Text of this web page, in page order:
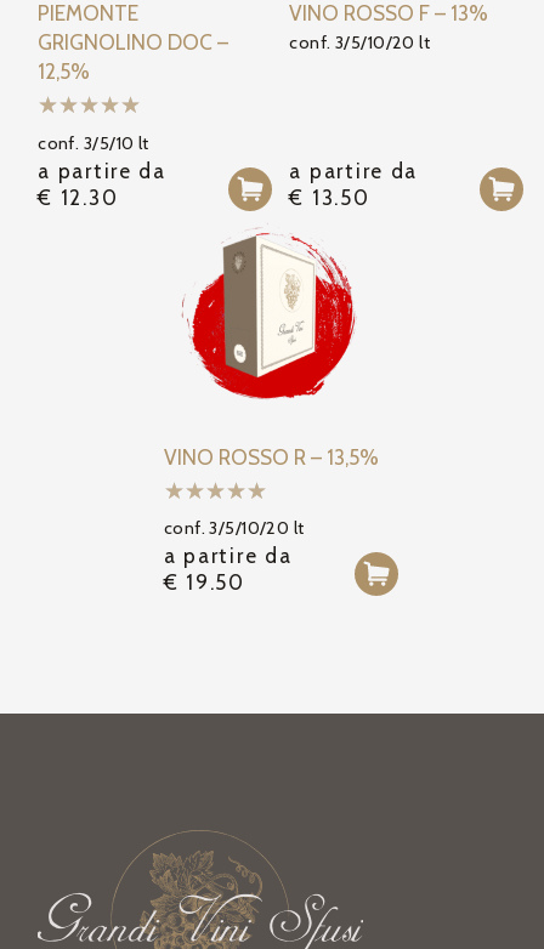
PIEMONTE
GRIGNOLINO DOC –
12,5%
conf. 3/5/10 lt
a partire da
€ 12.30
VINO ROSSO F – 13%
conf. 3/5/10/20 lt
a partire da
€ 13.50
VINO ROSSO R – 13,5%
conf. 3/5/10/20 lt
a partire da
€ 19.50